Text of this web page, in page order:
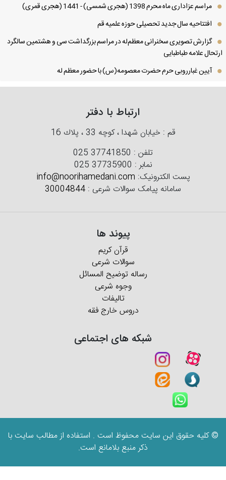
مراسم عزاداری ماه محرم 1398 (هجری شمسی) - 1441 (هجری قمری)
افتتاحیه سال جدید تحصیلی حوزه علمیه قم
گزارش تصویری سخنرانی معظم‌له در مراسم بزرگداشت سی و هشتمین سالگرد
علامه طباطبایی
آیین غبارروبی حرم حضرت معصومه(س) با حضور معظم له
ارتباط با دفتر
قم : خیابان شهدا ، كوچه 33 ، پلاك 16
تلفن :025 37741850
نمابر :025 37735900
پست الکترونیک:info@noorihamedani.com
سامانه پیامک سوالات شرعی : 30004844
پیوند ها
قرآن کریم
سوالات شرعی
رساله توضیح المسائل
وجوه شرعی
تالیفات
دروس خارج فقه
شبکه های اجتماعی
© کلیه حقوق این سایت محفوظ است . استفاده از مطالب سایت با
ذکر منبع بلامانع است.